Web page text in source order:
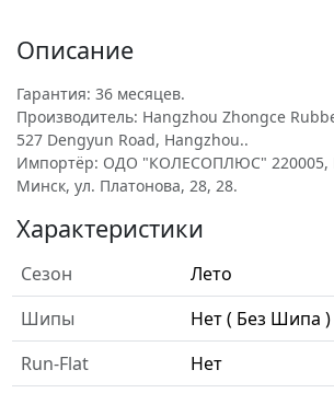
Описание
Гарантия: 36 месяцев.
Производитель: Hangzhou Zhongce
527 Dengyun Road, Hangzhou..
Импортёр: ОДО "КОЛЕСОПЛЮС" 220005,
Минск, ул. Платонова, 28, 28.
Характеристики
Сезон
Лето
Шипы
Нет ( Без Шипа )
Run-Flat
Нет